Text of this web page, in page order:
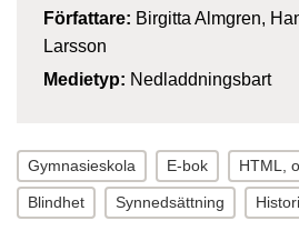
Författare: Birgitta Almgren,
Larsson
Medietyp: Nedladdningsbart
Gymnasieskola E-bok HTML,
Blindhet Synnedsättning